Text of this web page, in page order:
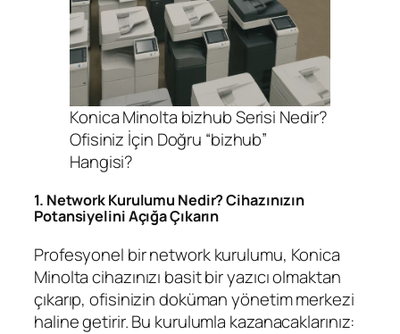
Konica Minolta bizhub Serisi Nedir?
Ofisiniz İçin Doğru “bizhub”
Hangisi?
1. Network Kurulumu Nedir? Cihazınızın
Potansiyelini Açığa Çıkarın
Profesyonel bir network kurulumu, Konica
Minolta cihazınızı basit bir yazıcı olmaktan
çıkarıp, ofisinizin doküman yönetim merkezi
haline getirir. Bu kurulumla kazanacaklarınız: